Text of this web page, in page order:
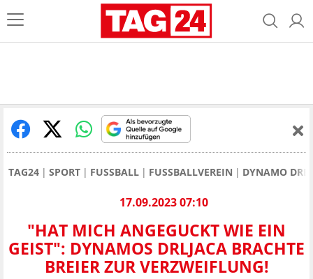
TAG24 SPORT FUSSBALL FUSSBALLVEREIN DYNAMO
17.09.2023 07:10
"HAT MICH ANGEGUCKT WIE EIN
GEIST": DYNAMOS DRLJACA BRACHTE
BREIER ZUR VERZWEIFLUNG!